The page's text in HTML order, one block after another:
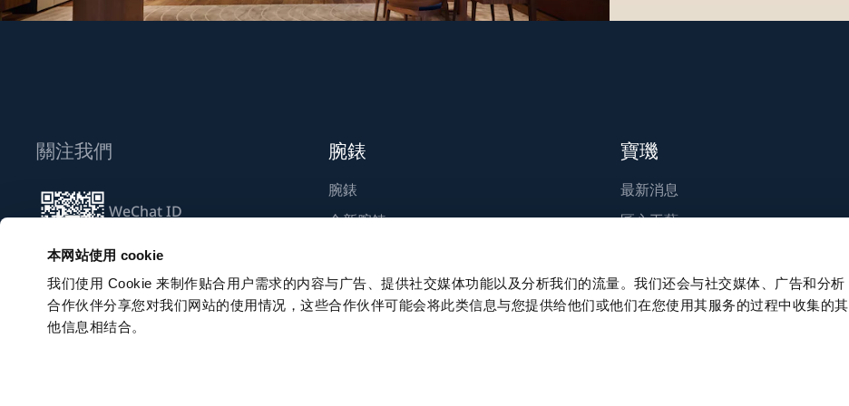
本网站使用 cookie
我们使用 Cookie 来制作贴合用户需求的内容与广告、提供社交媒体功能以及分析我们的流量。我们还会与社交媒体、广告和分析
合作伙伴分享您对我们网站的使用情况，这些合作伙伴可能会将此类信息与您提供给他们或他们在您使用其服务的过程中收集的其
他信息相结合。
關注我們
WeChat ID
訂閱電子通訊
腕錶
腕錶
全新腕錶
寶璣
最新消息
匠心工藝
永續發展
職涯發展